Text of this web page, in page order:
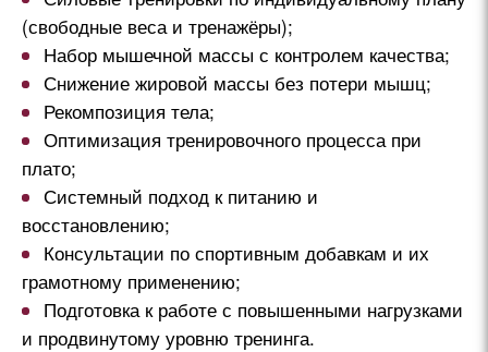
(свободные веса и тренажёры);
Набор мышечной массы с контролем качества;
Снижение жировой массы без потери мышц;
Рекомпозиция тела;
Оптимизация тренировочного процесса при
плато;
Системный подход к питанию и
восстановлению;
Консультации по спортивным добавкам и их
грамотному применению;
Подготовка к работе с повышенными нагрузками
и продвинутому уровню тренинга.